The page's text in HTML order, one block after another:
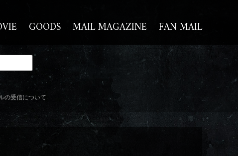
GOODS MAIL MAGAZINE FAN MAIL
の受信について